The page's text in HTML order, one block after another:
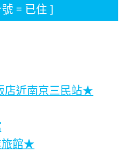
= 已住 ]
店近南京三民站★
旅館★